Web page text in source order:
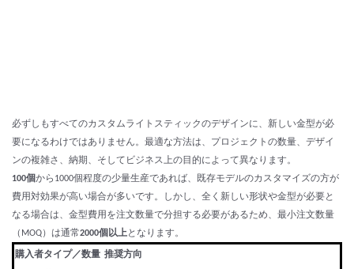
必ずしもすべてのカスタムライトスティックのデザインに、新しい金型が必
要になるわけではありません。最適な方法は、プロジェクトの数量、デザイ
ンの複雑さ、納期、そしてビジネス上の目的によって異なります。
100個から1000個程度の少量生産であれば、既存モデルのカスタマイズの方が
費用対効果が高い場合が多いです。しかし、全く新しい形状や金型が必要と
なる場合は、金型費用を注文数量で分担する必要があるため、最小注文数量
（MOQ）は通常2000個以上となります。
購入者タイプ／数量 推奨方向